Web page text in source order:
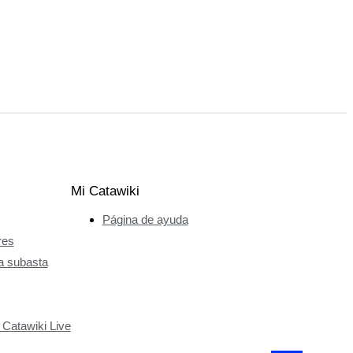
subasta
Live
Mi Catawiki
Página de ayuda